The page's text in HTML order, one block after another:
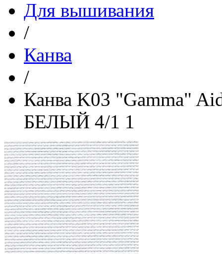
Для вышивания
/
Канва
/
Канва K03 "Gamma"
БЕЛЫЙ 4/1 1